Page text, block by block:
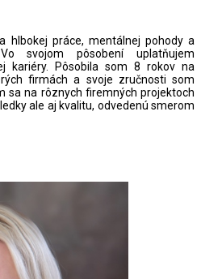
hlbokej práce, mentálnej pohody a
svojom pôsobení uplatňujem
kariéry. Pôsobila som 8 rokov na
firmách a svoje zručnosti som
sa na rôznych firemných projektoch
ale aj kvalitu, odvedenú smerom